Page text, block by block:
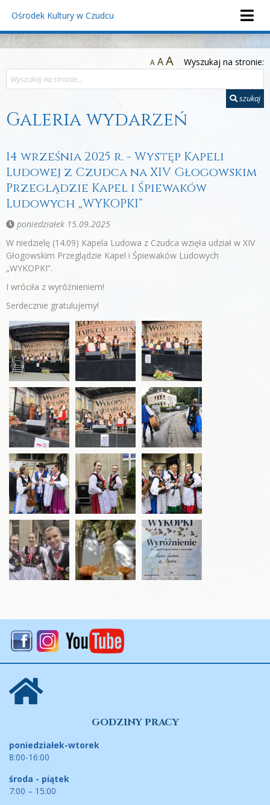
Ośrodek Kultury w Czudcu
GODZINY PRACY
poniedziałek-wtorek
8:00-16:00
środa - piątek
7:00 – 15:00
A AA Wyszukaj na stronie:
szukaj
Galeria wydarzeń
14 września 2025 r. - Występ Kapeli
Ludowej z Czudca na XIV Głogowskim
Przeglądzie Kapel i Śpiewaków
Ludowych „WYKOPKI”
poniedziałek 15.09.2025
W niedzielę (14.09) Kapela Ludowa z Czudca wzięła udział w XIV
Głogowskim Przeglądzie Kapel i Śpiewaków Ludowych
„WYKOPKI”.
I wróciła z wyróżnieniem!
Serdecznie gratulujemy!